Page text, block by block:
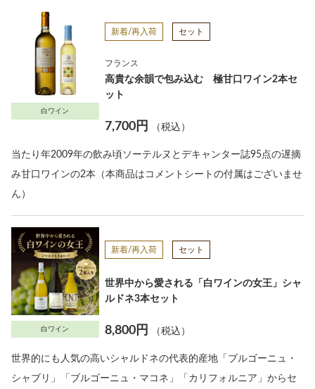
白ワイン
新着/再入荷 セット
フランス
高貴な余韻で包み込む 極甘口ワイン2本セ
ット
7,700円 （税込）
当たり年2009年の飲み頃ソーテルヌとデキャンター誌95点の遅摘
み甘口ワインの2本（本商品はコメントシートの付属はございませ
ん）
白ワイン
新着/再入荷 セット
世界中から愛される「白ワインの女王」シャ
ルドネ3本セット
8,800円 （税込）
世界的にも人気の高いシャルドネの代表的産地「ブルゴーニュ・
シャブリ」「ブルゴーニュ・マコネ」「カリフォルニア」からセ